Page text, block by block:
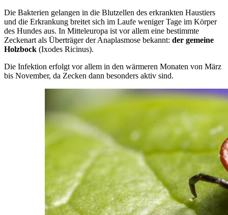
Die Bakterien gelangen in die Blutzellen des erkrankten Haustiers
und die Erkrankung breitet sich im Laufe weniger Tage im Körper
des Hundes aus. In Mitteleuropa ist vor allem eine bestimmte
Zeckenart als Überträger der Anaplasmose bekannt: der gemeine
Holzbock (Ixodes Ricinus).
Die Infektion erfolgt vor allem in den wärmeren Monaten von März
bis November, da Zecken dann besonders aktiv sind.